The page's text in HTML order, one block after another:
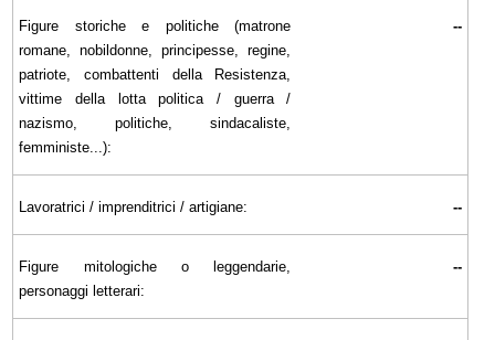
Figure storiche e politiche (matrone
romane, nobildonne, principesse, regine,
patriote, combattenti della Resistenza,
vittime della lotta politica / guerra /
nazismo, politiche, sindacaliste,
femministe...):
--
Lavoratrici / imprenditrici / artigiane: --
Figure mitologiche o leggendarie,
personaggi letterari:
--